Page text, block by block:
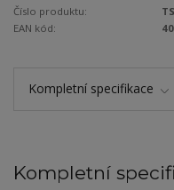
Číslo produktu:
EAN kód:
Kompletní specifikace
Kompletní